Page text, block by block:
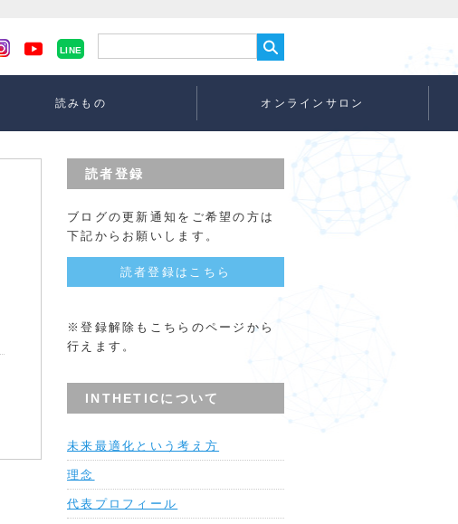
LINE
読みもの オンラインサロン
読者登録
ブログの更新通知をご希望の方は
下記からお願いします。
読者登録はこちら
※登録解除もこちらのページから
行えます。
INTHETICについて
未来最適化という考え方
理念
代表プロフィール